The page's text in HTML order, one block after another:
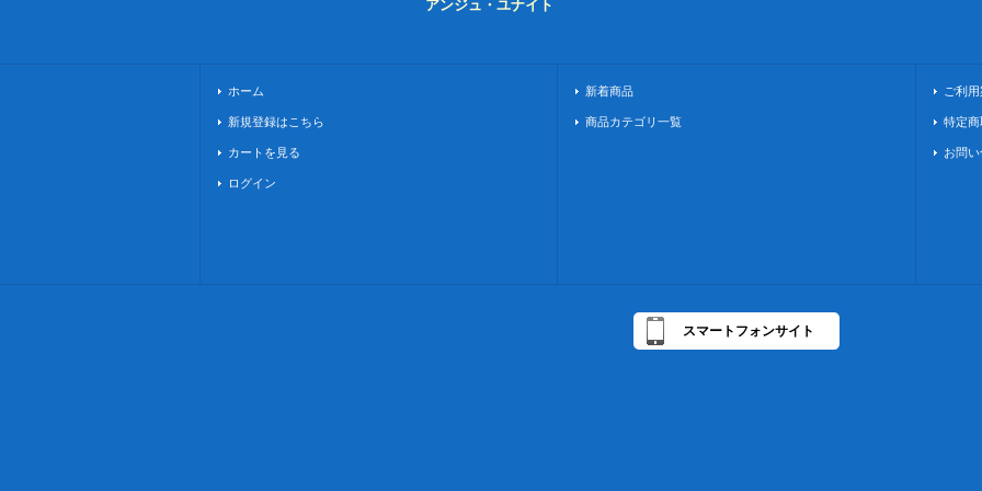
アンジュ・ユナイト
ホーム
新規登録はこちら
カートを見る
ログイン
新着商品
商品カテゴリ一覧
ご利
特定
お問
スマートフォンサイト